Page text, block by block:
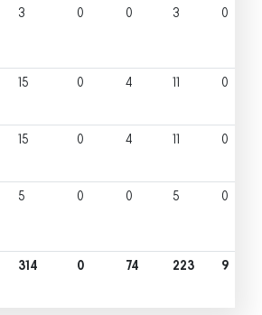
3 0 0 3 0
15 0 4 11 0
15 0 4 11 0
5 0 0 5 0
314 0 74 223 9